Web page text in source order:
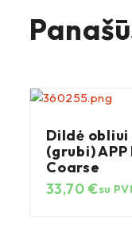
Dildė
(grubi) APP
Coarse
33,70€su